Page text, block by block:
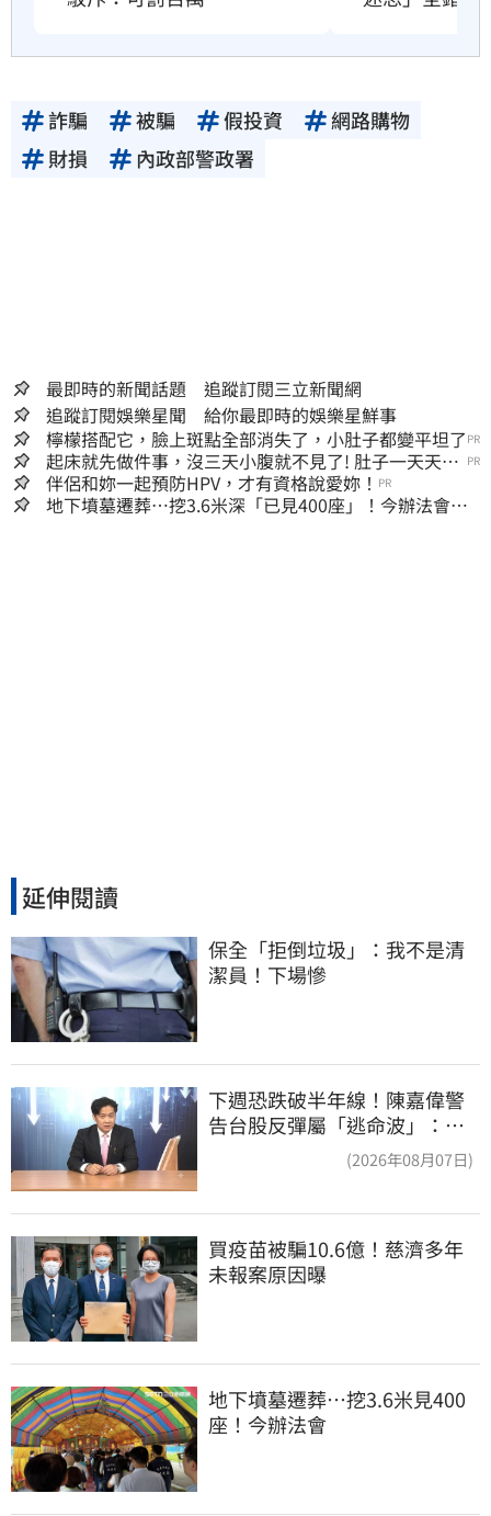
詐騙 被騙 假投資
網路購物
財損
內政部警政署
最即時的新聞話題 追蹤訂閱三立新聞網
追蹤訂閱娛樂星聞 給你最即時的娛樂星鮮事
檸檬搭配它，臉上斑點全部消失了，小肚子都變平坦了 PR
起床就先做件事，沒三天小腹就不見了! 肚子一天天變
小！
PR
伴侶和妳一起預防HPV，才有資格說愛妳！ PR
地下墳墓遷葬…挖3.6米深「已見400座」！今辦法會安
延伸閱讀
保全「拒倒垃圾」：我不是清
潔員！下場慘
下週恐跌破半年線！陳嘉偉警
告台股反彈屬「逃命波」：空
(2026年08月07日)
買疫苗被騙10.6億！慈濟多年
未報案原因曝
地下墳墓遷葬…挖3.6米見400
座！今辦法會